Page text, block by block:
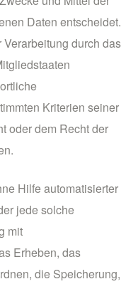
Daten entscheidet.
durch das
Kriterien seiner
oder dem Recht der
Hilfe automatisierter
jede solche
mit
Erheben, das
die Speicherung,